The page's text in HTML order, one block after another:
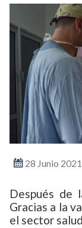
28 Junio 2021
Después de
Gracias a la
el sector